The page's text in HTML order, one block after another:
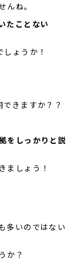
んね。
たことない
ょうか！
きますか？？
をしっかりと説
ましょう！
多いのではない
か？